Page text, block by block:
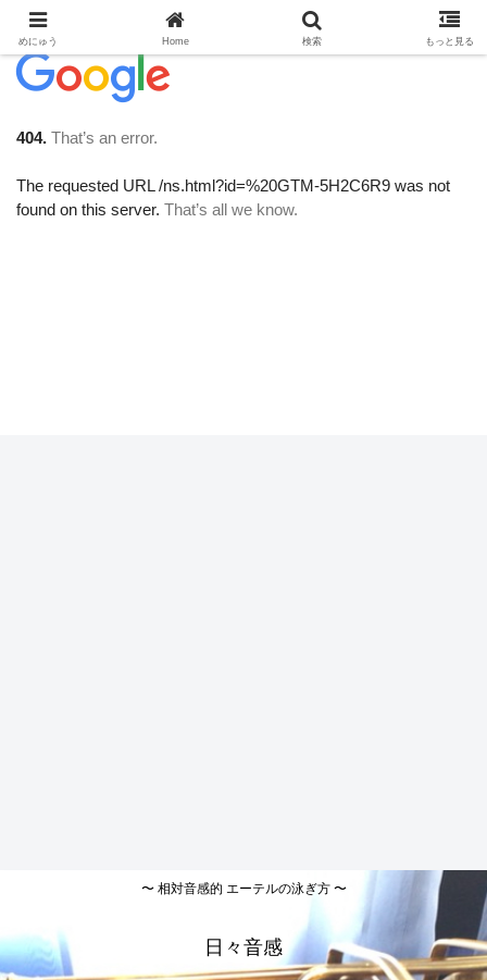
〜 相対音感的 エーテルの泳ぎ方 〜
日々音感
めにゅう Home 検索 もっと見る